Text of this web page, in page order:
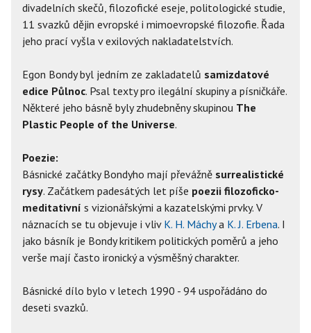
divadelních skečů, filozofické eseje, politologické studie,
11 svazků dějin evropské i mimoevropské filozofie. Řada
jeho prací vyšla v exilových nakladatelstvích.
Egon Bondy byl jedním ze zakladatelů samizdatové
edice Půlnoc. Psal texty pro ilegální skupiny a písničkáře.
Některé jeho básně byly zhudebněny skupinou The
Plastic People of the Universe.
Poezie:
Básnické začátky Bondyho mají převážně surrealistické
rysy. Začátkem padesátých let píše poezii filozoficko-
meditativní s vizionářskými a kazatelskými prvky. V
náznacích se tu objevuje i vliv K. H. Máchya K. J. Erbena. I
jako básník je Bondy kritikem politických poměrů a jeho
verše mají často ironický a výsměšný charakter.
Básnické dílo bylo v letech 1990 - 94 uspořádáno do
deseti svazků.